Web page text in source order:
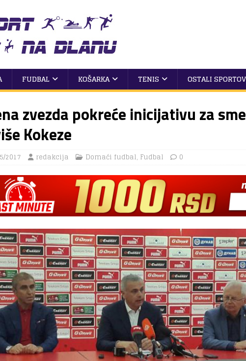
FUDBAL KOŠARKA TENIS OSTALI
zvezda pokreće inicijativu za
Kokeze
2017 redakcija Domaći fudbal, Fudbal 0